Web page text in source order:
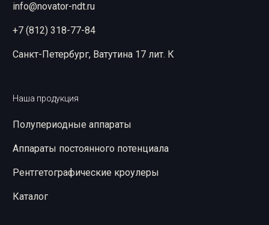
info@novator-ndt.ru
+7 (812) 318-77-84
Санкт-Петербург, Ватутина 17 лит. К
Наша продукция
Полупериодные аппараты
Аппараты постоянного потенциала
Рентгетографические кроулеры
Каталог